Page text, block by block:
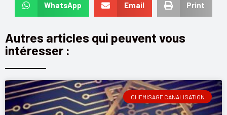
WhatsApp Email Print
Autres articles qui peuvent vous
intéresser :
CHEMISAGE CANALISATION